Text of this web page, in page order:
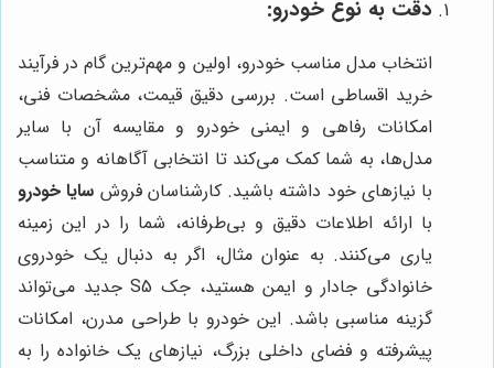
دقت به نوع خودرو:
انتخاب مدل مناسب خودرو، اولین و مهم‌ترین گام در فرآیند
خرید اقساطی است. بررسی دقیق قیمت، مشخصات فنی،
امکانات رفاهی و ایمنی خودرو و مقایسه آن با سایر
مدل‌ها، به شما کمک می‌کند تا انتخابی آگاهانه و متناسب
با نیازهای خود داشته باشید. کارشناسان فروش سایا خودرو
با ارائه اطلاعات دقیق و بی‌طرفانه، شما را در این زمینه
یاری می‌کنند. به عنوان مثال، اگر به دنبال یک خودروی
خانوادگی جادار و ایمن هستید، جک S5 جدید می‌تواند
گزینه مناسبی باشد. این خودرو با طراحی مدرن، امکانات
پیشرفته و فضای داخلی بزرگ، نیازهای یک خانواده را به